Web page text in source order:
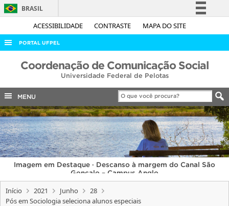
ACESSIBILIDADE CONTRASTE MAPA DO SITE
BRASIL
Simplifique!
Acesso à informação
Legislação
Canais
PORTAL UFPEL
ACESSO À INFORMAÇÃO
COBALTO
CONCURSOS
EDITAIS
INTERNACIONAL
OUVIDORIA
PORTARIAS
TELEFONES
Coordenação de Comunicação Social
Universidade Federal de Pelotas
MENU
Imagem em Destaque · Descanso à margem do Canal São
Gonçalo – Campus Anglo
Início 2021 Junho
28
Pós em Sociologia seleciona alunos especiais